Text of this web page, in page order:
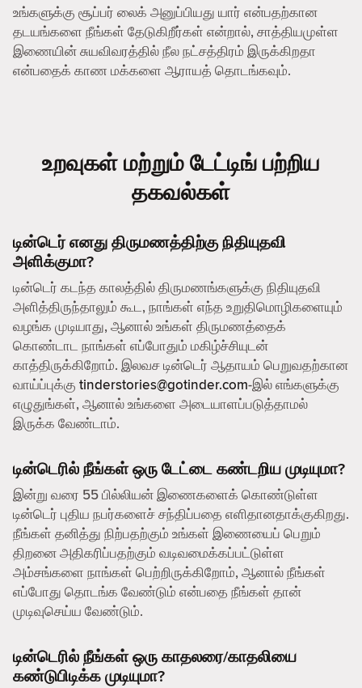
உங்களுக்கு சூப்பர் லைக் அனுப்பியது யார் என்பதற்கான
தடயங்களை நீங்கள் தேடுகிறீர்கள் என்றால், சாத்தியமுள்ள
இணையின் சுயவிவரத்தில் நீல நட்சத்திரம் இருக்கிறதா
என்பதைக் காண மக்களை ஆராயத் தொடங்கவும்.
உறவுகள் மற்றும் டேட்டிங் பற்றிய
தகவல்கள்
டின்டெர் எனது திருமணத்திற்கு நிதியுதவி
அளிக்குமா?
டின்டெர் கடந்த காலத்தில் திருமணங்களுக்கு நிதியுதவி
அளித்திருந்தாலும் கூட, நாங்கள் எந்த உறுதிமொழிகளையும்
வழங்க முடியாது, ஆனால் உங்கள் திருமணத்தைக்
கொண்டாட நாங்கள் எப்போதும் மகிழ்ச்சியுடன்
காத்திருக்கிறோம். இலவச டின்டெர் ஆதாயம் பெறுவதற்கான
வாய்ப்புக்கு tinderstories@gotinder.com-இல் எங்களுக்கு
எழுதுங்கள், ஆனால் உங்களை அடையாளப்படுத்தாமல்
இருக்க வேண்டாம்.
டின்டெரில் நீங்கள் ஒரு டேட்டை கண்டறிய முடியுமா?
இன்று வரை 55 பில்லியன் இணைகளைக் கொண்டுள்ள
டின்டெர் புதிய நபர்களைச் சந்திப்பதை எளிதானதாக்குகிறது.
நீங்கள் தனித்து நிற்பதற்கும் உங்கள் இணையைப் பெறும்
திறனை அதிகரிப்பதற்கும் வடிவமைக்கப்பட்டுள்ள
அம்சங்களை நாங்கள் பெற்றிருக்கிறோம், ஆனால் நீங்கள்
எப்போது தொடங்க வேண்டும் என்பதை நீங்கள் தான்
முடிவுசெய்ய வேண்டும்.
டின்டெரில் நீங்கள் ஒரு காதலரை/காதலியை
கண்டுபிடிக்க முடியுமா?